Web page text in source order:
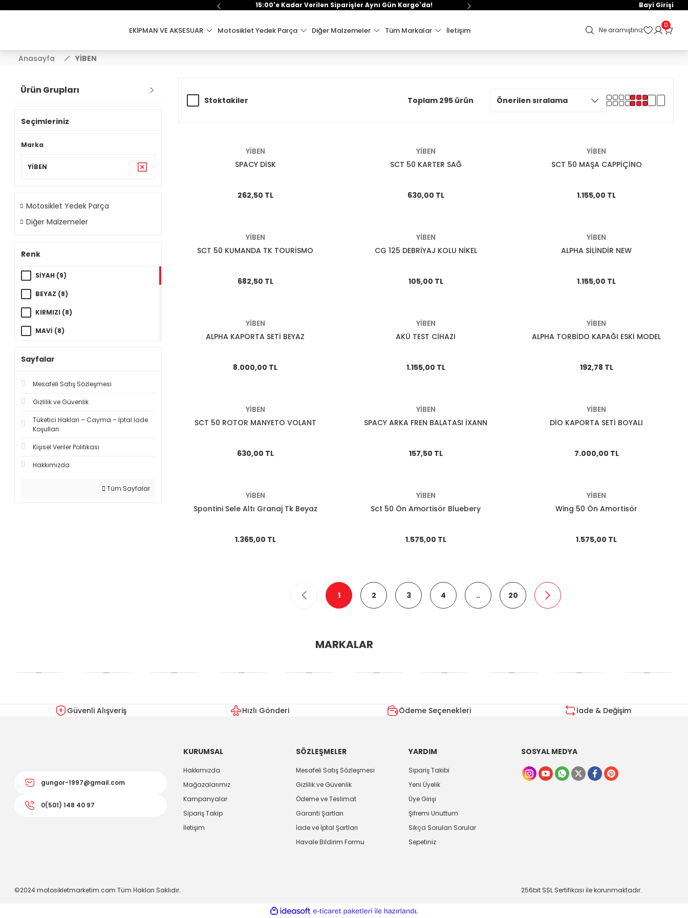
15:00'e Kadar Verilen Siparişler Aynı Gün Kargo'da! Bayi Girişi
EKİPMAN VE AKSESUAR Motosiklet Yedek Parça Diğer Malzemeler Tüm Markalar İletişim Ne aramıştınız
0
Anasayfa YİBEN
Ürün Grupları
Seçimleriniz
Marka
YİBEN
Motosiklet Yedek Parça
Diğer Malzemeler
Renk
SİYAH (9)
BEYAZ (8)
KIRMIZI (8)
MAVİ (8)
AÇIK GRİ (2)
GÜMÜŞ (2)
KARBON (2)
Sayfalar
Mesafeli Satış Sözleşmesi
Gizlilik ve Güvenlik
Tüketici Haklari – Cayma – İptal İade
Koşullari
Kişisel Veriler Politikası
Hakkımızda
Tüm Sayfalar
Stoktakiler Toplam 295 ürün
YİBEN
SPACY DİSK
262,50 TL
YİBEN
SCT 50 KARTER SAĞ
630,00 TL
YİBEN
SCT 50 MAŞA CAPPİÇİNO
1.155,00 TL
YİBEN
SCT 50 KUMANDA TK TOURİSMO
682,50 TL
YİBEN
CG 125 DEBRİYAJ KOLU NİKEL
105,00 TL
YİBEN
ALPHA SİLİNDİR NEW
1.155,00 TL
YİBEN
ALPHA KAPORTA SETİ BEYAZ
8.000,00 TL
YİBEN
AKÜ TEST CİHAZI
1.155,00 TL
YİBEN
ALPHA TORBİDO KAPAĞI ESKİ MODEL
192,78 TL
YİBEN
SCT 50 ROTOR MANYETO VOLANT
630,00 TL
YİBEN
SPACY ARKA FREN BALATASI İXANN
157,50 TL
YİBEN
DİO KAPORTA SETİ BOYALI
7.000,00 TL
YİBEN
Spontini Sele Altı Granaj Tk Beyaz
1.365,00 TL
YİBEN
Sct 50 Ön Amortisör Bluebery
1.575,00 TL
YİBEN
Wing 50 Ön Amortisör
1.575,00 TL
1 2 3 4 .. 20
MARKALAR
Güvenli Alışveriş Hızlı Gönderi Ödeme Seçenekleri İade & Değişim
gungor-1997@gmail.com
0(501) 148 40 97
KURUMSAL
Hakkımızda
Mağazalarımız
Kampanyalar
Sipariş Takip
İletişim
SÖZLEŞMELER
Mesafeli Satış Sözleşmesi
Gizlilik ve Güvenlik
Ödeme ve Teslimat
Garanti Şartları
İade ve İptal Şartları
Havale Bildirim Formu
YARDIM
Sipariş Takibi
Yeni Üyelik
Üye Girişi
Şifremi Unuttum
Sıkça Sorulan Sorular
Sepetiniz
SOSYAL MEDYA
©2024 motosikletmarketim.com Tüm Hakları Saklıdır. 256bit SSL Sertifikası ile korunmaktadır.
ideasoft
e-